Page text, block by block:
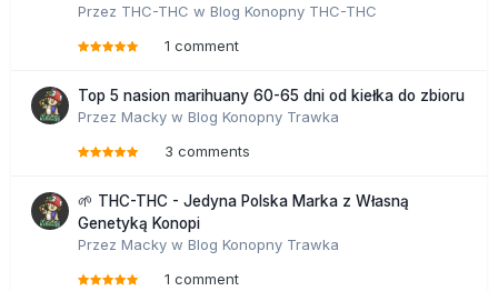
Przez THC-THC w Blog Konopny THC-THC
1 comment
Top 5 nasion marihuany 60-65 dni od kiełka do zbioru
Przez Macky w Blog Konopny Trawka
3 comments
🌱 THC-THC - Jedyna Polska Marka z Własną
Genetyką Konopi
Przez Macky w Blog Konopny Trawka
1 comment